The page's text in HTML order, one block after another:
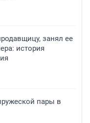
занял ее
история
пары в